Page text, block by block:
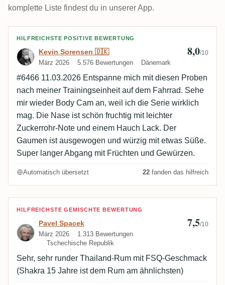
komplette Liste findest du in unserer App.
Bewertung von Kevin Sorensen 🇩🇰
HILFREICHSTE POSITIVE BEWERTUNG
Kevin Sorensen 🇩🇰
März 2026 5.576 Bewertungen Dänemark
8,0/10
#6466 11.03.2026 Entspanne mich mit diesen Proben
nach meiner Trainingseinheit auf dem Fahrrad. Sehe
mir wieder Body Cam an, weil ich die Serie wirklich
mag. Die Nase ist schön fruchtig mit leichter
Zuckerrohr-Note und einem Hauch Lack. Der
Gaumen ist ausgewogen und würzig mit etwas Süße.
Super langer Abgang mit Früchten und Gewürzen.
Automatisch übersetzt 22 fanden das hilfreich
Bewertung von Pavel Spacek
HILFREICHSTE GEMISCHTE BEWERTUNG
Pavel Spacek
März 2026
1.313 Bewertungen
Tschechische Republik
7,5/10
Sehr, sehr runder Thailand-Rum mit FSQ-Geschmack
(Shakra 15 Jahre ist dem Rum am ähnlichsten)